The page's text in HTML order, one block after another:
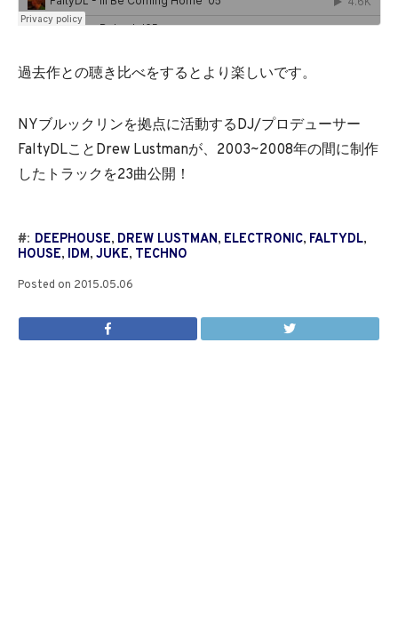
過去作との聴き比べをするとより楽しいです。
NYブルックリンを拠点に活動するDJ/プロデューサー
FaltyDLことDrew Lustmanが、2003~2008年の間に制作
したトラックを23曲公開！
#: DEEPHOUSE, DREW LUSTMAN, ELECTRONIC, FALTYDL,
HOUSE, IDM, JUKE, TECHNO
Posted on 2015.05.06